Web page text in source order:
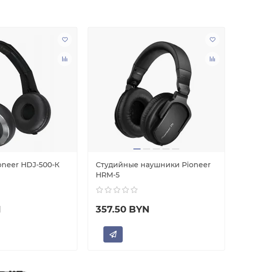
HDJ-500-К
Студийные наушники Pioneer
HRM-5
357.50 BYN